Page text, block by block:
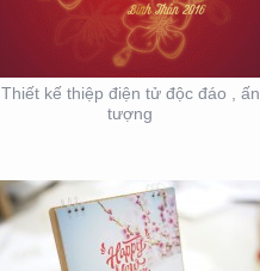
Thiết kế thiệp điện tử độc đáo , ấn
tượng
LỊCH TẾT KIM PHONG